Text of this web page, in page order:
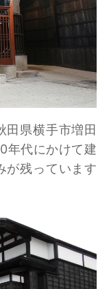
田県横手市増田
年代にかけて建
が残っています